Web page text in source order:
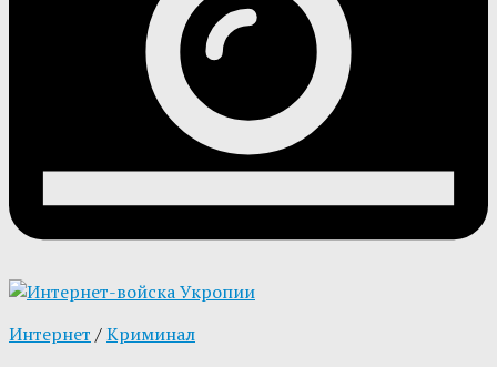
Интернет /Криминал